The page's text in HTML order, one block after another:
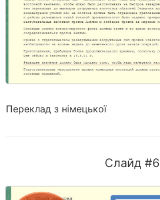
Переклад з німецької
Слайд #6